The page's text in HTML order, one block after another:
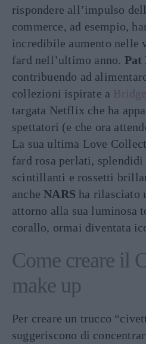
rispondere all’impulso
commerce, ad esempio,
incredibile aumento nelle
fard nell’ultimo anno. Pat
contribuendo ad
collezioni ispirate a
targata Netflix che ha
spettatori (e che ora
La sua ultima Love
fard rosa perlati,
scintillanti e rossetti
ancheNARS ha rilasciato
attorno alla sua luminosa
corallo, ormai diventata
Come creare il
make up
Per creare un trucco
suggeriscono di